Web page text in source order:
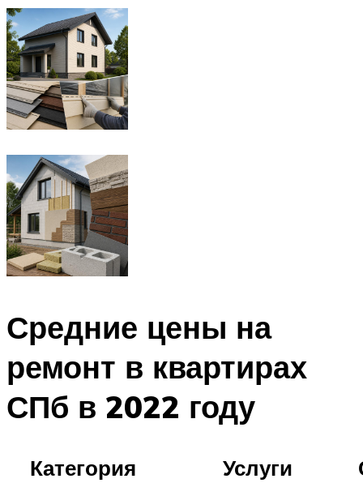
Средние цены на
ремонт в квартирах
СПб в 2022 году
Категория Услуги